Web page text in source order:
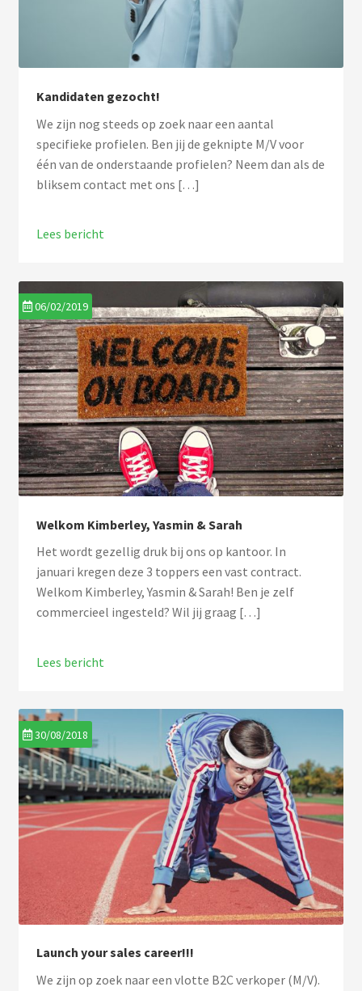
Kandidaten gezocht!
We zijn nog steeds op zoek naar een aantal
specifieke profielen. Ben jij de geknipte M/V voor
één van de onderstaande profielen? Neem dan als de
bliksem contact met ons […]
Lees bericht
06/02/2019
Welkom Kimberley, Yasmin & Sarah
Het wordt gezellig druk bij ons op kantoor. In
januari kregen deze 3 toppers een vast contract.
Welkom Kimberley, Yasmin & Sarah! Ben je zelf
commercieel ingesteld? Wil jij graag […]
Lees bericht
30/08/2018
Launch your sales career!!!
We zijn op zoek naar een vlotte B2C verkoper (M/V).